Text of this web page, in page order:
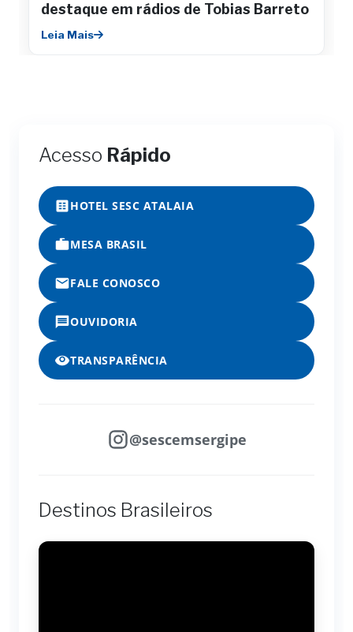
destaque em rádios de Tobias Barreto
Leia Mais
Acesso Rápido
HOTEL SESC ATALAIA
MESA BRASIL
FALE CONOSCO
OUVIDORIA
TRANSPARÊNCIA
@sescemsergipe
Destinos Brasileiros